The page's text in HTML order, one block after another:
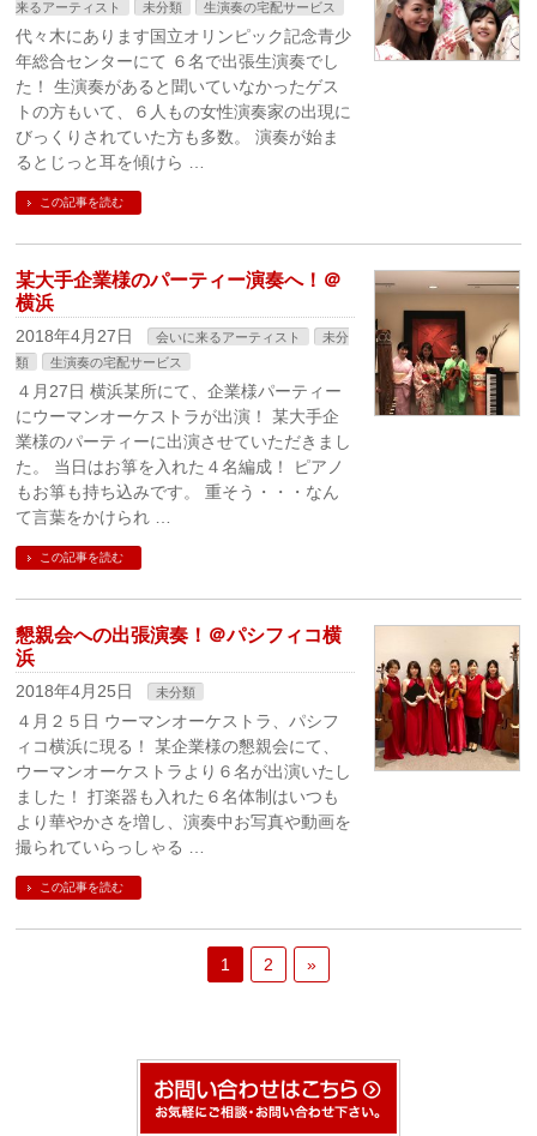
来るアーティスト 未分類 生演奏の宅配サービス
代々木にあります国立オリンピック記念青少
年総合センターにて ６名で出張生演奏でし
た！ 生演奏があると聞いていなかったゲス
トの方もいて、６人もの女性演奏家の出現に
びっくりされていた方も多数。 演奏が始ま
るとじっと耳を傾けら …
この記事を読む
某大手企業様のパーティー演奏へ！＠
横浜
2018年4月27日 会いに来るアーティスト
未分
類
生演奏の宅配サービス
４月27日 横浜某所にて、企業様パーティー
にウーマンオーケストラが出演！ 某大手企
業様のパーティーに出演させていただきまし
た。 当日はお箏を入れた４名編成！ ピアノ
もお箏も持ち込みです。 重そう・・・なん
て言葉をかけられ …
この記事を読む
懇親会への出張演奏！＠パシフィコ横
浜
2018年4月25日 未分類
４月２５日 ウーマンオーケストラ、パシフ
ィコ横浜に現る！ 某企業様の懇親会にて、
ウーマンオーケストラより６名が出演いたし
ました！ 打楽器も入れた６名体制はいつも
より華やかさを増し、演奏中お写真や動画を
撮られていらっしゃる …
この記事を読む
1 2 »